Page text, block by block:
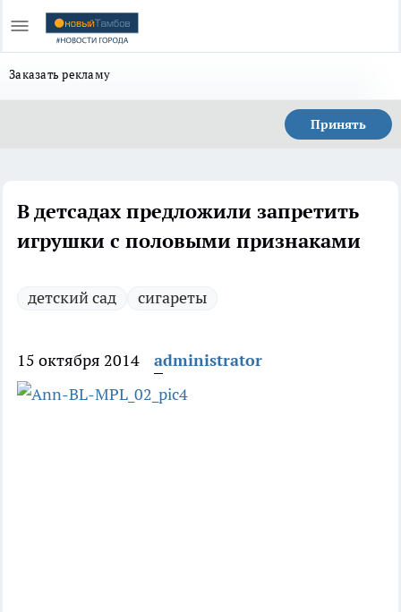
Заказать рекламу
Принять
В детсадах предложили запретить
игрушки с половыми признаками
детский сад сигареты
15 октября 2014 administrator